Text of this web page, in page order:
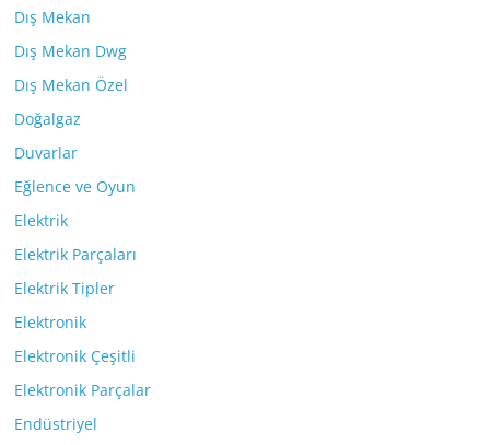
Dış Mekan
Dış Mekan Dwg
Dış Mekan Özel
Doğalgaz
Duvarlar
Eğlence ve Oyun
Elektrik
Elektrik Parçaları
Elektrik Tipler
Elektronik
Elektronik Çeşitli
Elektronik Parçalar
Endüstriyel